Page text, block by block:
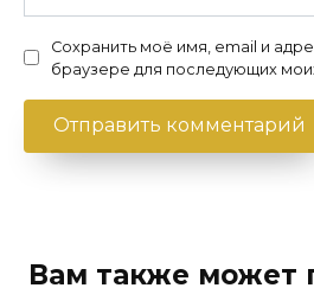
Сохранить моё имя, email и
браузере для последующих
Вам также может